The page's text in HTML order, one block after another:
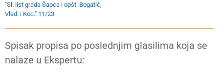
"Sl. list grada Šapca i opšt. Bogatić,
Vlad. i Koc." 11/23
Spisak propisa po poslednjim glasilima koja se
nalaze u Ekspertu: